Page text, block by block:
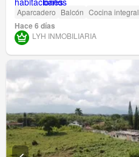
Aparcadero Balcón Cocina integral
Hace 6 días
LYH INMOBILIARIA